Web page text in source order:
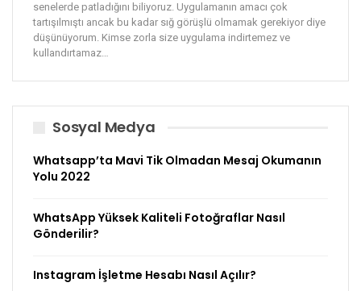
senelerde patladığını biliyoruz. Uygulamanın amacı çok
tartışılmıştı ancak bu kadar sığ görüşlü olmamak gerekiyor diye
düşünüyorum. Kimse zorla size uygulama indirtemez ve
kullandırtamaz…
Sosyal Medya
Whatsapp’ta Mavi Tik Olmadan Mesaj Okumanın
Yolu 2022
WhatsApp Yüksek Kaliteli Fotoğraflar Nasıl
Gönderilir?
Instagram İşletme Hesabı Nasıl Açılır?